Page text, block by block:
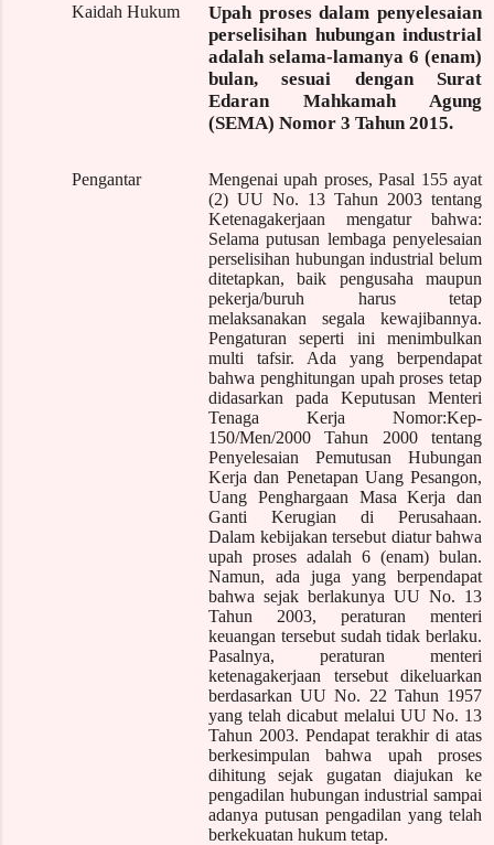
Kaidah Hukum
Upah proses dalam penyelesaian
perselisihan hubungan industrial
adalah selama-lamanya 6 (enam)
bulan, sesuai dengan Surat
Edaran Mahkamah Agung
(SEMA) Nomor 3 Tahun 2015.
Pengantar
Mengenai upah proses, Pasal 155 ayat
(2) UU No. 13 Tahun 2003 tentang
Ketenagakerjaan mengatur bahwa:
Selama putusan lembaga penyelesaian
perselisihan hubungan industrial belum
ditetapkan, baik pengusaha maupun
pekerja/buruh harus tetap
melaksanakan segala kewajibannya.
Pengaturan seperti ini menimbulkan
multi tafsir. Ada yang berpendapat
bahwa penghitungan upah proses tetap
didasarkan pada Keputusan Menteri
Tenaga Kerja Nomor:Kep-
150/Men/2000 Tahun 2000 tentang
Penyelesaian Pemutusan Hubungan
Kerja dan Penetapan Uang Pesangon,
Uang Penghargaan Masa Kerja dan
Ganti Kerugian di Perusahaan.
Dalam kebijakan tersebut diatur bahwa
upah proses adalah 6 (enam) bulan.
Namun, ada juga yang berpendapat
bahwa sejak berlakunya UU No. 13
Tahun 2003, peraturan menteri
keuangan tersebut sudah tidak berlaku.
Pasalnya, peraturan menteri
ketenagakerjaan tersebut dikeluarkan
berdasarkan UU No. 22 Tahun 1957
yang telah dicabut melalui UU No. 13
Tahun 2003. Pendapat terakhir di atas
berkesimpulan bahwa upah proses
dihitung sejak gugatan diajukan ke
pengadilan hubungan industrial sampai
adanya putusan pengadilan yang telah
berkekuatan hukum tetap.